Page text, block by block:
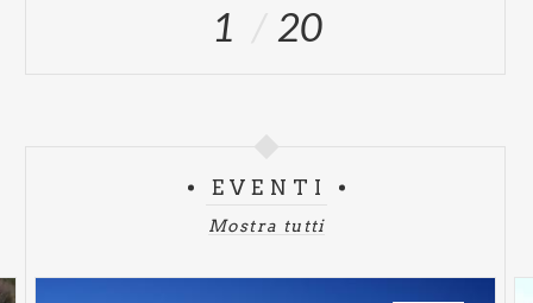
1 20
EVENTI
Mostra tutti